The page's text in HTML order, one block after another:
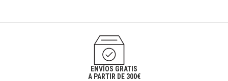
ENVÍOS GRATIS
A PARTIR DE 300€